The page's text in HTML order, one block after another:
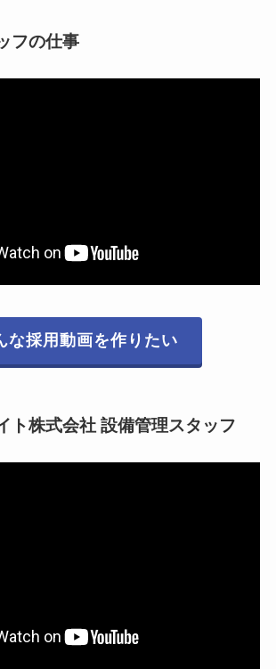
フの仕事
な採用動画を作りたい
ト株式会社 設備管理スタッフ